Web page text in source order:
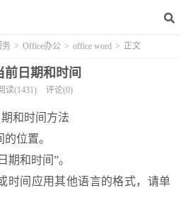
务 > Office办公 > office word > 正文
前日期和时间
读(1431) 评论(0)
和时间方法
位置。
期和时间”。
时间应用其他语言的格式，请单